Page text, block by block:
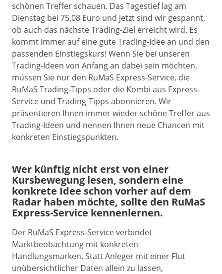
schönen Treffer schauen. Das Tagestief lag am
Dienstag bei 75,08 Euro und jetzt sind wir gespannt,
ob auch das nächste Trading-Ziel erreicht wird. Es
kommt immer auf eine gute Trading-Idee an und den
passenden Einstiegskurs! Wenn Sie bei unseren
Trading-Ideen von Anfang an dabei sein möchten,
müssen Sie nur den RuMaS Express-Service, die
RuMaS Trading-Tipps oder die Kombi aus Express-
Service und Trading-Tipps abonnieren. Wir
präsentieren Ihnen immer wieder schöne Treffer aus
Trading-Ideen und nennen Ihnen neue Chancen mit
konkreten Einstiegspunkten.
Wer künftig nicht erst von einer
Kursbewegung lesen, sondern eine
konkrete Idee schon vorher auf dem
Radar haben möchte, sollte den RuMaS
Express-Service kennenlernen.
Der RuMaS Express-Service verbindet
Marktbeobachtung mit konkreten
Handlungsmarken. Statt Anleger mit einer Flut
unübersichtlicher Daten allein zu lassen,